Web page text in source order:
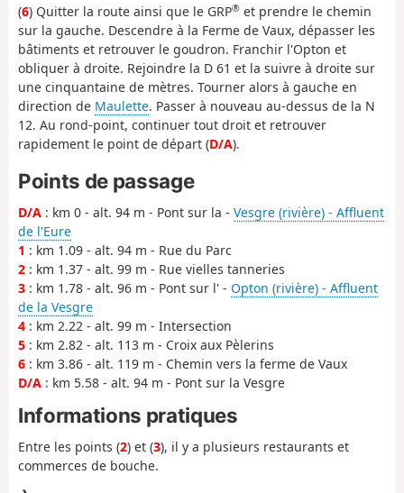
(6) Quitter la route ainsi que le GRP® et prendre le chemin
sur la gauche. Descendre à la Ferme de Vaux, dépasser les
bâtiments et retrouver le goudron. Franchir l'Opton et
obliquer à droite. Rejoindre la D 61 et la suivre à droite sur
une cinquantaine de mètres. Tourner alors à gauche en
direction de Maulette. Passer à nouveau au-dessus de la N
12. Au rond-point, continuer tout droit et retrouver
rapidement le point de départ (D/A).
Points de passage
D/A : km 0 - alt. 94 m - Pont sur la - Vesgre (rivière) - Affluent
de l'Eure
1 : km 1.09 - alt. 94 m - Rue du Parc
2 : km 1.37 - alt. 99 m - Rue vielles tanneries
3 : km 1.78 - alt. 96 m - Pont sur l' - Opton (rivière) - Affluent
de la Vesgre
4 : km 2.22 - alt. 99 m - Intersection
5 : km 2.82 - alt. 113 m - Croix aux Pèlerins
6 : km 3.86 - alt. 119 m - Chemin vers la ferme de Vaux
D/A : km 5.58 - alt. 94 m - Pont sur la Vesgre
Informations pratiques
Entre les points (2) et (3), il y a plusieurs restaurants et
commerces de bouche.